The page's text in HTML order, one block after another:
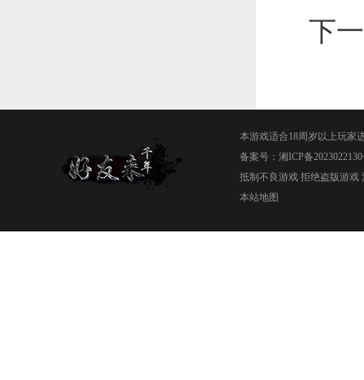
下
本游戏适合18周岁以上玩家
备案号： 湘ICP备
抵制不良游戏 拒绝盗版游戏
本站地图